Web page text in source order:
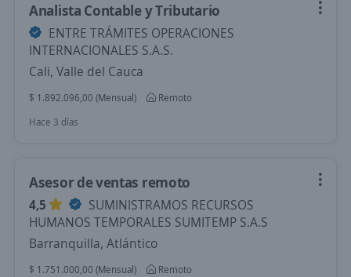
Analista Contable y Tributario
ENTRE TRÁMITES OPERACIONES
INTERNACIONALES S.A.S.
Cali, Valle del Cauca
$ 1.892.096,00 (Mensual)
Remoto
Hace 3 días
Asesor de ventas remoto
4,5
SUMINISTRAMOS RECURSOS
HUMANOS TEMPORALES SUMITEMP S.A.S
Barranquilla, Atlántico
$ 1.751.000,00 (Mensual)
Remoto